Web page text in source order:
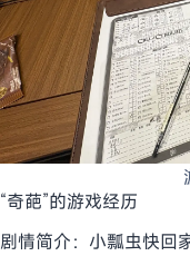
“奇葩”的游戏经历
剧情简介：小瓢虫快回